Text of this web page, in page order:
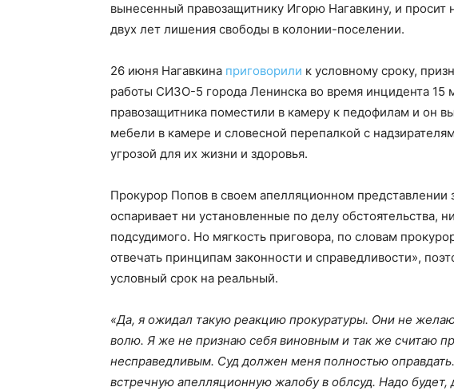
вынесенный правозащитнику Игорю Нагавкину, и просит
двух лет лишения свободы в колонии-поселении.
26 июня Нагавкина приговорили к условному сроку,
работы СИЗО-5 города Ленинска во время инцидента 15
правозащитника поместили в камеру к педофилам и он
мебели в камере и словесной перепалкой с
угрозой для их жизни и здоровья.
Прокурор Попов в своем апелляционном представлении
оспаривает ни установленные по делу обстоятельства,
подсудимого. Но мягкость приговора, по словам
отвечать принципам законности и справедливости»,
условный срок на реальный.
«Да, я ожидал такую реакцию прокуратуры. Они не
волю. Я же не признаю себя виновным и так же считаю
несправедливым. Суд должен меня полностью
встречную апелляционную жалобу в облсуд. Надо будет,